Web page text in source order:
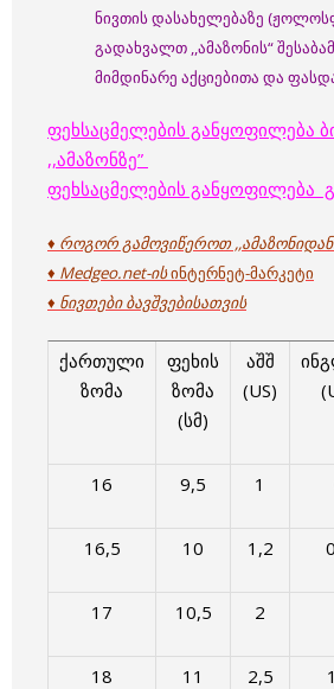
ნივთის დასახელებაზე
გადახვალთ ,,ამაზონის“
მიმდინარე აქციებითა და
ფეხსაცმელების განყოფილება
,,ამაზონზე”
ფეხსაცმელების განყოფილება
♦ როგორ გამოვიწეროთ
♦ Medgeo.net-ისინტერნეტ-მარკეტი
♦ ნივთები ბავშვებისათვის
ქართული
ზომა
ფეხის
ზომა
(სმ)
აშშ
(US)
16 9,5 1
16,5 10 1,2
17 10,5 2
18 11 2,5